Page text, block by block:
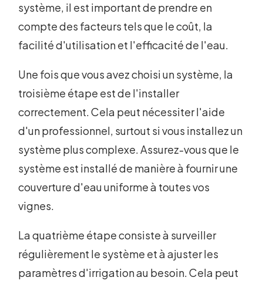
système, il est important de prendre en
compte des facteurs tels que le coût, la
facilité d'utilisation et l'efficacité de l'eau.
Une fois que vous avez choisi un système, la
troisième étape est de l'installer
correctement. Cela peut nécessiter l'aide
d'un professionnel, surtout si vous installez un
système plus complexe. Assurez-vous que le
système est installé de manière à fournir une
couverture d'eau uniforme à toutes vos
vignes.
La quatrième étape consiste à surveiller
régulièrement le système et à ajuster les
paramètres d'irrigation au besoin. Cela peut